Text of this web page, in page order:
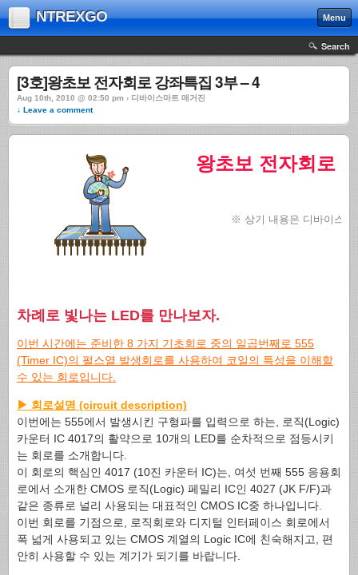
NTREXGO Menu
Search
[3호]왕초보 전자회로 강좌특집 3부 – 4
Aug 10th, 2010 @ 02:50 pm › 디바이스마트 매거진
↓ Leave a comment
왕초보 전자회로
※ 상기 내용은 디바이스
차례로 빛나는 LED를 만나보자.
이번 시간에는 준비한 8 가지 기초회로 중의 일곱번째로 555
(Timer IC)의 펄스열 발생회로를 사용하여 코일의 특성을 이해할
수 있는 회로입니다.
▶ 회로설명 (circuit description)
이번에는 555에서 발생시킨 구형파를 입력으로 하는, 로직(Logic)
카운터 IC 4017의 활약으로 10개의 LED를 순차적으로 점등시키
는 회로를 소개합니다.
이 회로의 핵심인 4017 (10진 카운터 IC)는, 여섯 번째 555 응용회
로에서 소개한 CMOS 로직(Logic) 페밀리 IC인 4027 (JK F/F)과
같은 종류로 널리 사용되는 대표적인 CMOS IC중 하나입니다.
이번 회로를 기점으로, 로직회로와 디지털 인터페이스 회로에서
폭 넓게 사용되고 있는 CMOS 계열의 Logic IC에 친숙해지고, 편
안히 사용할 수 있는 계기가 되기를 바랍니다.